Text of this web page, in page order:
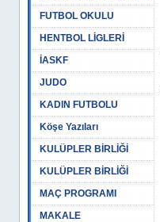
FUTBOL OKULU
HENTBOL LİGLERİ
İASKF
JUDO
KADIN FUTBOLU
Köşe Yazıları
KULÜPLER BİRLİĞİ
KULÜPLER BİRLİĞİ
MAÇ PROGRAMI
MAKALE